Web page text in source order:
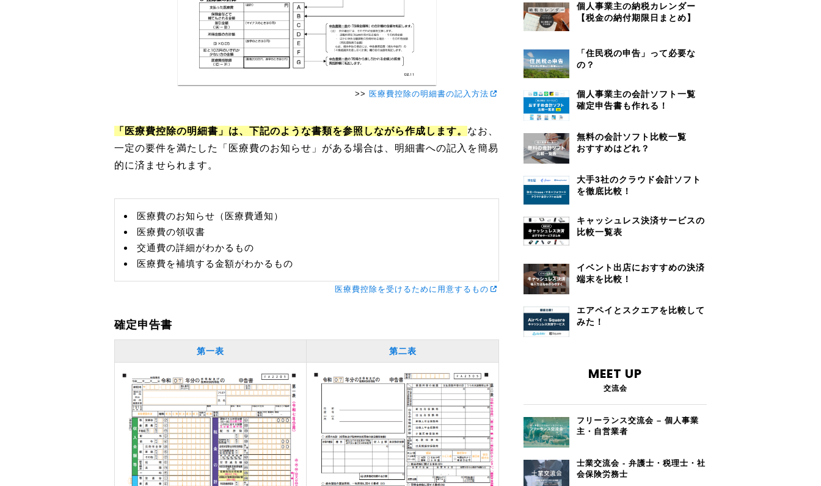
>> 医療費控除の明細書の記入方法
「医療費控除の明細書」は、下記のような書類を参照しながら作成します。 なお、
一定の要件を満たした「医療費のお知らせ」がある場合は、明細書への記入を簡易
的に済ませられます。
医療費のお知らせ（医療費通知）
医療費の領収書
交通費の詳細がわかるもの
医療費を補填する金額がわかるもの
医療費控除を受けるために用意するもの
確定申告書
第一表 第二表
個人事業主の納税カレンダー
【税金の納付期限日まとめ】
「住民税の申告」って必要な
の？
個人事業主の会計ソフト一覧
確定申告書も作れる！
無料の会計ソフト比較一覧
おすすめはどれ？
大手3社のクラウド会計ソフト
を徹底比較！
キャッシュレス決済サービスの
比較一覧表
イベント出店におすすめの決済
端末を比較！
エアペイとスクエアを比較して
みた！
MEET UP
交流会
フリーランス交流会 – 個人事業
主・自営業者
士業交流会 - 弁護士・税理士・社
会保険労務士